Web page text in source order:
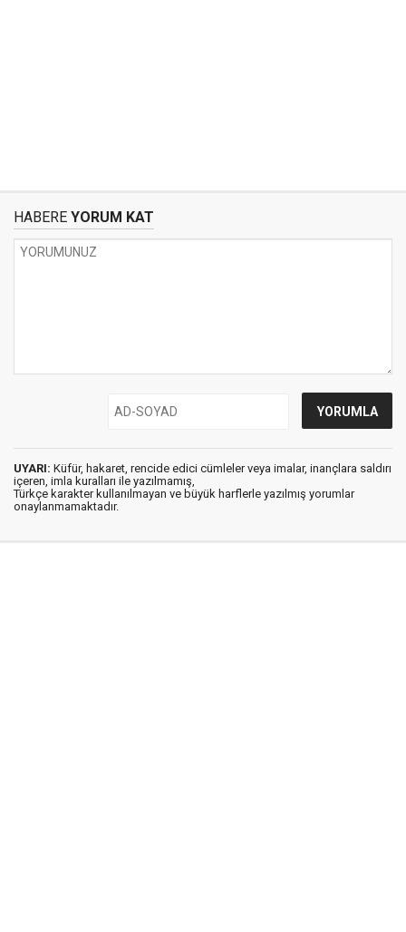
HABERE YORUM KAT
UYARI: Küfür, hakaret, rencide edici cümleler veya imalar, inançlara saldırı
içeren, imla kuralları ile yazılmamış,
Türkçe karakter kullanılmayan ve büyük harflerle yazılmış yorumlar
onaylanmamaktadır.